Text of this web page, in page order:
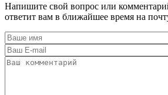
Напишите свой вопрос или
ответит вам в ближайшее время на